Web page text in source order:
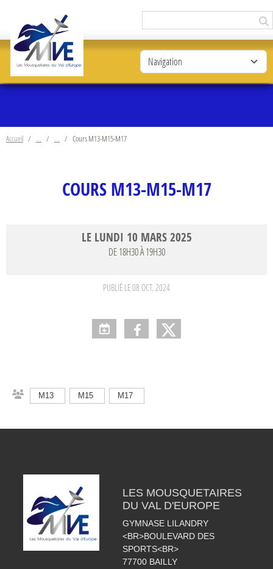
Accueil Cours M13-M15-M17
COURS M13-M15-M17
LE LUNDI 10 MARS 2025
DE 18H30 À 19H30
PUBLIÉ LE08 OCT. 2024
M13 M15 M17
LES MOUSQUETAIRES
DU VAL D'EUROPE
GYMNASE LILANDRY
<BR>BOULEVARD DES
SPORTS<BR>
77700 BAILLY